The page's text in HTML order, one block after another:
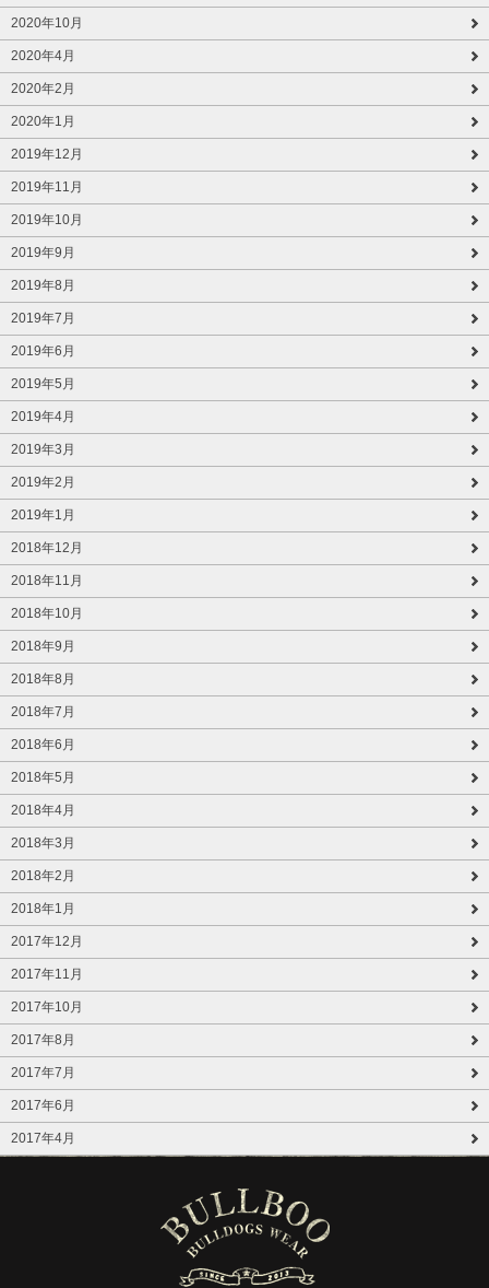
2020年10月
2020年4月
2020年2月
2020年1月
2019年12月
2019年11月
2019年10月
2019年9月
2019年8月
2019年7月
2019年6月
2019年5月
2019年4月
2019年3月
2019年2月
2019年1月
2018年12月
2018年11月
2018年10月
2018年9月
2018年8月
2018年7月
2018年6月
2018年5月
2018年4月
2018年3月
2018年2月
2018年1月
2017年12月
2017年11月
2017年10月
2017年8月
2017年7月
2017年6月
2017年4月